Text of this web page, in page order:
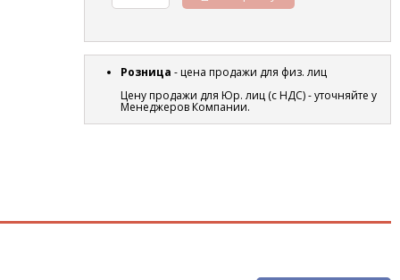
Розница - цена продажи для физ. лиц
Цену продажи для Юр. лиц (с НДС) - уточняйте у
Менеджеров Компании.